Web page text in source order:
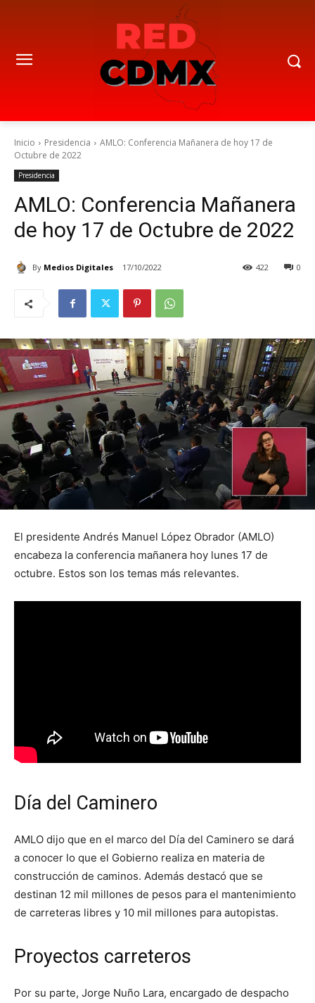
Inicio Presidencia
AMLO: Conferencia Mañanera de hoy 17 de
Octubre de 2022
Presidencia
AMLO: Conferencia Mañanera
de hoy 17 de Octubre de 2022
By Medios Digitales 17/10/2022 0
422
El presidente Andrés Manuel López Obrador (AMLO)
encabeza la conferencia mañanera hoy lunes 17 de
octubre. Estos son los temas más relevantes.
Día del Caminero
AMLO dijo que en el marco del Día del Caminero se dará
a conocer lo que el Gobierno realiza en materia de
construcción de caminos. Además destacó que se
destinan 12 mil millones de pesos para el mantenimiento
de carreteras libres y 10 mil millones para autopistas.
Proyectos carreteros
Por su parte, Jorge Nuño Lara, encargado de despacho